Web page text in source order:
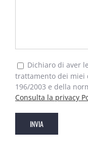
Dichiaro di aver
trattamento dei miei
196/2003 e della
Consulta la privacy